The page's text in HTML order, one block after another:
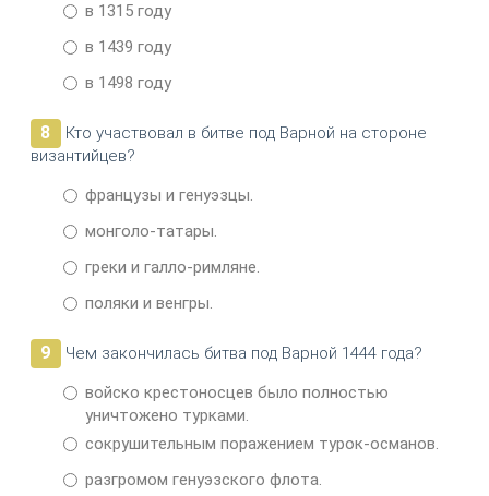
в 1315 году
в 1439 году
в 1498 году
8
Кто участвовал в битве под Варной на стороне
византийцев?
французы и генуэзцы.
монголо-татары.
греки и галло-римляне.
поляки и венгры.
9
Чем закончилась битва под Варной 1444 года?
войско крестоносцев было полностью
уничтожено турками.
сокрушительным поражением турок-османов.
разгромом генуэзского флота.